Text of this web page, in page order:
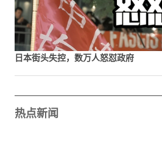
日本街头失控，数万人怒怼政府
热点新闻